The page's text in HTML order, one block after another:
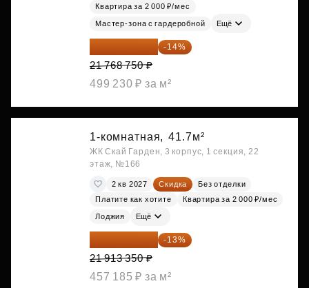
Квартира за 2 000 ₽/мес
Мастер-зона с гардеробной Ещё
18 721 125 ₽ -14%
21 768 750 ₽
499 230 ₽ за м²
1-комнатная, 41.7м²
ЖК Скай Гарден, 3 корпус, 1 секция, 22
этаж, №166
2 кв 2027 Скидка
Без отделки
Платите как хотите
Квартира за 2 000 ₽/мес
Лоджия Ещё
19 064 615 ₽ -13%
21 913 350 ₽
457 185 ₽ за м²